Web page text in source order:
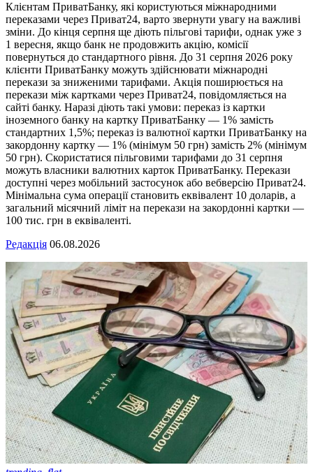
Клієнтам ПриватБанку, які користуються міжнародними
переказами через Приват24, варто звернути увагу на важливі
зміни. До кінця серпня ще діють пільгові тарифи, однак уже з
1 вересня, якщо банк не продовжить акцію, комісії
повернуться до стандартного рівня. До 31 серпня 2026 року
клієнти ПриватБанку можуть здійснювати міжнародні
перекази за зниженими тарифами. Акція поширюється на
перекази між картками через Приват24, повідомляється на
сайті банку. Наразі діють такі умови: переказ із картки
іноземного банку на картку ПриватБанку — 1% замість
стандартних 1,5%; переказ із валютної картки ПриватБанку на
закордонну картку — 1% (мінімум 50 грн) замість 2% (мінімум
50 грн). Скористатися пільговими тарифами до 31 серпня
можуть власники валютних карток ПриватБанку. Перекази
доступні через мобільний застосунок або вебверсію Приват24.
Мінімальна сума операції становить еквівалент 10 доларів, а
загальний місячний ліміт на перекази на закордонні картки —
100 тис. грн в еквіваленті.
Редакція 06.08.2026